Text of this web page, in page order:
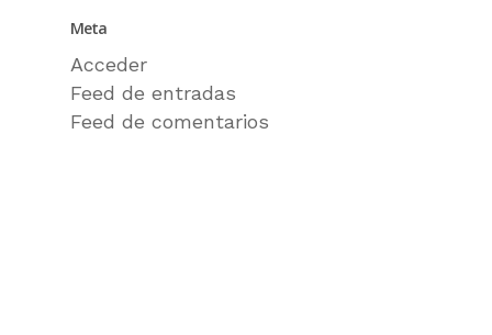
Meta
Acceder
Feed de entradas
Feed de comentarios